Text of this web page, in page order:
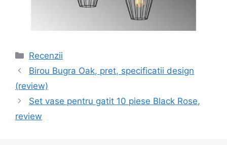
Categorii
Recenzii
Navigare
în
articole
Birou Bugra Oak, pret, specificatii design
(review)
Set vase pentru gatit 10 piese Black Rose,
review